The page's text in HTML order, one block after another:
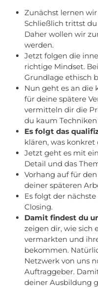
Zunächst lernen
Schließlich trittst
Daher wollen wir
werden.
Jetzt folgen die
richtige Mindset.
Grundlage ethisch
Nun geht es an die
für deine spätere
vermitteln dir die
du kaum
Es folgt das
klären, was
Jetzt geht es mit
Detail und das
Vorhang auf für
deiner späteren
Es folgt der
Closing.
Damit findest du
zeigen dir, wie sich
vermarkten und
bekommen.
Netzwerk von uns
Auftraggeber.
deiner Ausbildung